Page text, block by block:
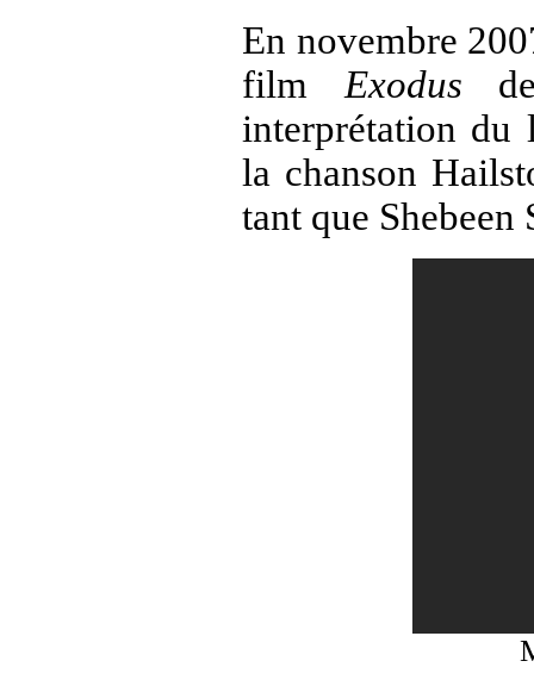
En novembre
film Exodus
interprétation
la chanson
tant que Shebeen